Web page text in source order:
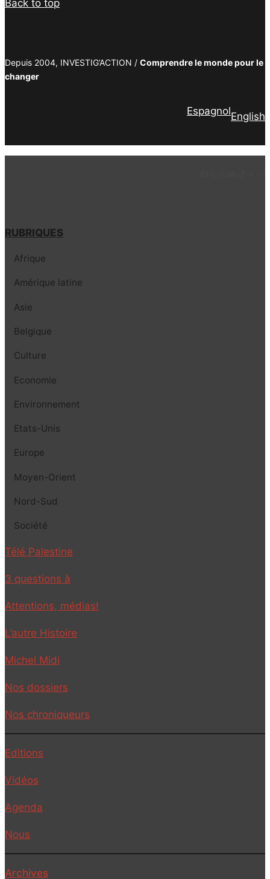
Back to top
Depuis 2004, INVESTIG’ACTION / Comprendre le monde pour le
changer
EspagnolEnglish
RUBRIQUES
Afrique
Amérique latine
Asie
Belgique
Culture
Economie
Environnement
Etats-Unis
Europe
Moyen-Orient
Nord-Sud
Société
Télé Palestine
3 questions à
Attentions, médias!
L’autre Histoire
Michel Midi
Nos dossiers
Nos chroniqueurs
Editions
Vidéos
Agenda
Nous
Archives